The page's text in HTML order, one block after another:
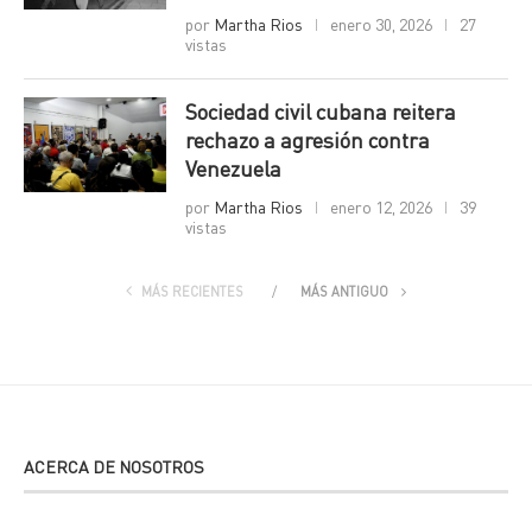
por Martha Rios enero 30, 2026
27
vistas
Sociedad civil cubana reitera
rechazo a agresión contra
Venezuela
por Martha Rios enero 12, 2026
39
vistas
MÁS RECIENTES MÁS ANTIGUO
ACERCA DE NOSOTROS